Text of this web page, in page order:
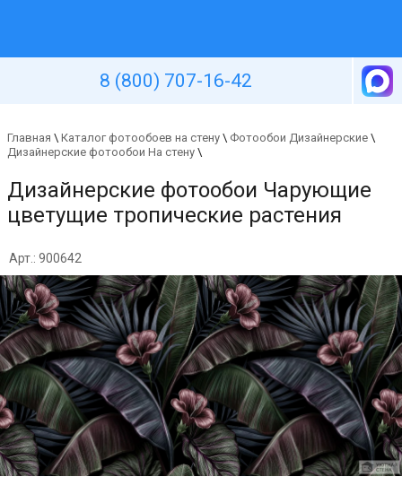
8 (800) 707-16-42
Главная \ Каталог фотообоев на стену \ Фотообои Дизайнерские \
Дизайнерские фотообои На стену \
Дизайнерские фотообои Чарующие
цветущие тропические растения
Арт.: 900642